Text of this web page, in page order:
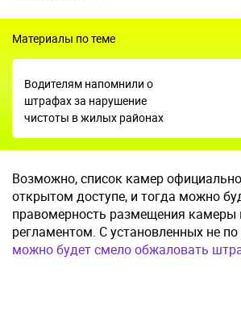
Материалы по теме
Водителям напомнили о
штрафах за нарушение
чистоты в жилых районах
Возможно, список камер
открытом доступе, и тогда можно
правомерность размещения камеры
регламентом. С установленных не
можно будет смело обжаловать